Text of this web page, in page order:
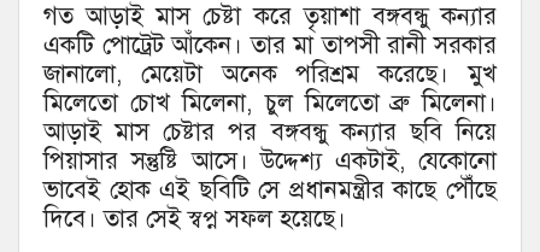
গত আড়াই মাস চেষ্টা করে তৃয়াশা বঙ্গবন্ধু কন্যার
একটি পোট্রেট আঁকেন। তার মা তাপসী রানী সরকার
জানালো, মেয়েটা অনেক পরিশ্রম করেছে। মুখ
মিলেতো চোখ মিলেনা, চুল মিলেতো ব্রু মিলেনা।
আড়াই মাস চেষ্টার পর বঙ্গবন্ধু কন্যার ছবি নিয়ে
পিয়াসার সন্তুষ্টি আসে। উদ্দেশ্য একটাই, যেকোনো
ভাবেই হোক এই ছবিটি সে প্রধানমন্ত্রীর কাছে পৌঁছে
দিবে। তার সেই স্বপ্ন সফল হয়েছে।